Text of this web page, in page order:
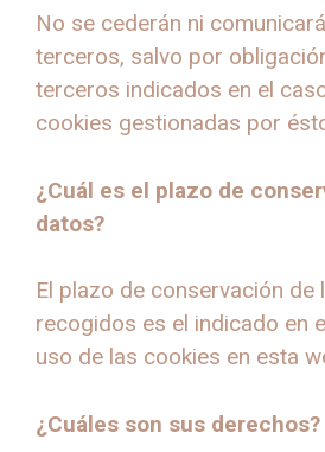
No se cederán ni
terceros, salvo por
terceros indicados en el
cookies gestionadas por
¿Cuál es el plazo de
datos?
El plazo de conservación de
recogidos es el indicado en
uso de las cookies en esta
¿Cuáles son sus derechos?